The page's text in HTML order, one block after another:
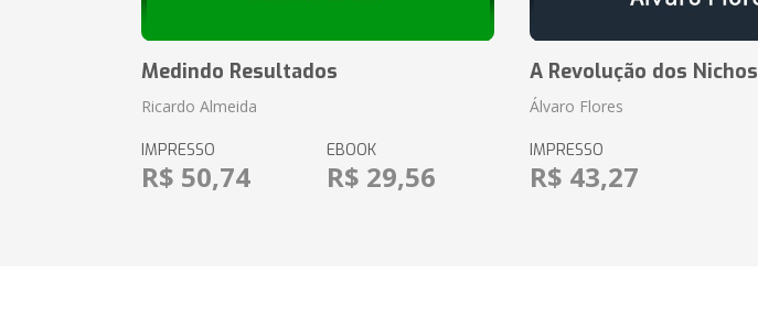
Medindo Resultados
Ricardo Almeida
IMPRESSO
R$ 50,74
EBOOK
R$ 29,56
A Revolução dos Nichos
Álvaro Flores
IMPRESSO
R$ 43,27